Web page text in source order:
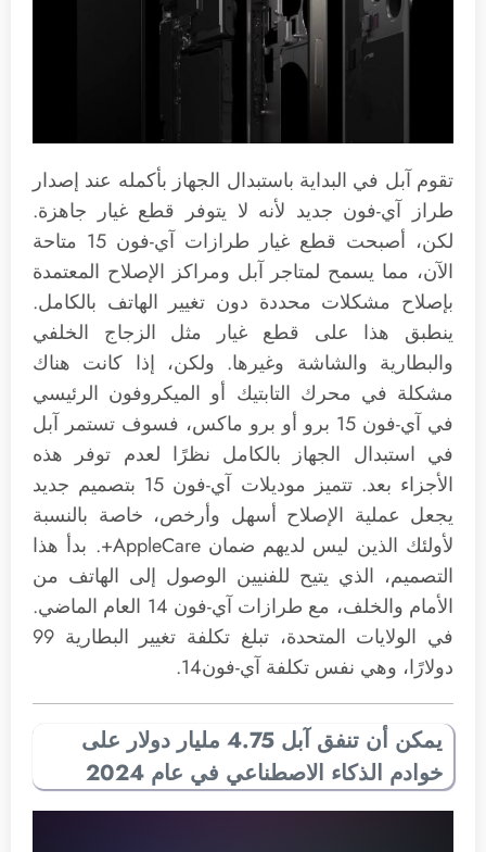
تقوم آبل في البداية باستبدال الجهاز بأكمله عند إصدار
طراز آي-فون جديد لأنه لا يتوفر قطع غيار جاهزة.
لكن، أصبحت قطع غيار طرازات آي-فون 15 متاحة
الآن، مما يسمح لمتاجر آبل ومراكز الإصلاح المعتمدة
بإصلاح مشكلات محددة دون تغيير الهاتف بالكامل.
ينطبق هذا على قطع غيار مثل الزجاج الخلفي
والبطارية والشاشة وغيرها. ولكن، إذا كانت هناك
مشكلة في محرك التابتيك أو الميكروفون الرئيسي
في آي-فون 15 برو أو برو ماكس، فسوف تستمر آبل
في استبدال الجهاز بالكامل نظرًا لعدم توفر هذه
الأجزاء بعد. تتميز موديلات آي-فون 15 بتصميم جديد
يجعل عملية الإصلاح أسهل وأرخص، خاصة بالنسبة
لأولئك الذين ليس لديهم ضمان AppleCare+. بدأ هذا
التصميم، الذي يتيح للفنيين الوصول إلى الهاتف من
الأمام والخلف، مع طرازات آي-فون 14 العام الماضي.
في الولايات المتحدة، تبلغ تكلفة تغيير البطارية 99
دولارًا، وهي نفس تكلفة آي-فون14.
يمكن أن تنفق آبل 4.75 مليار دولار على
خوادم الذكاء الاصطناعي في عام 2024